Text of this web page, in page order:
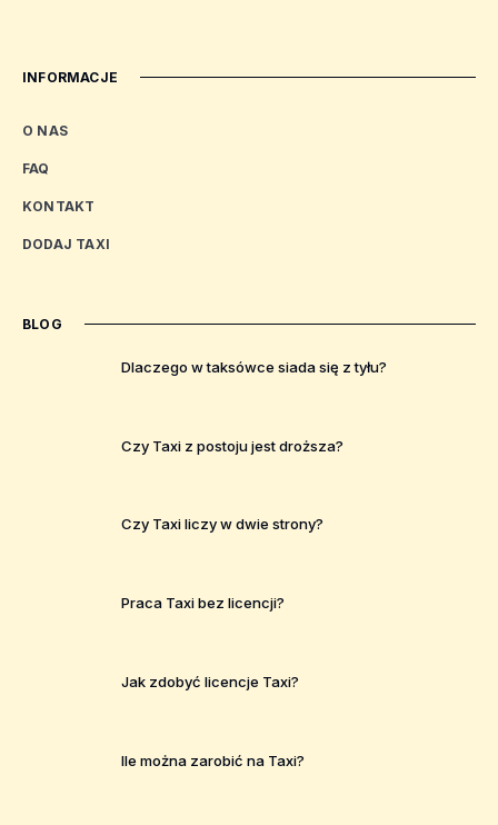
INFORMACJE
O NAS
FAQ
KONTAKT
DODAJ TAXI
BLOG
Dlaczego w taksówce siada się z tyłu?
Czy Taxi z postoju jest droższa?
Czy Taxi liczy w dwie strony?
Praca Taxi bez licencji?
Jak zdobyć licencje Taxi?
Ile można zarobić na Taxi?